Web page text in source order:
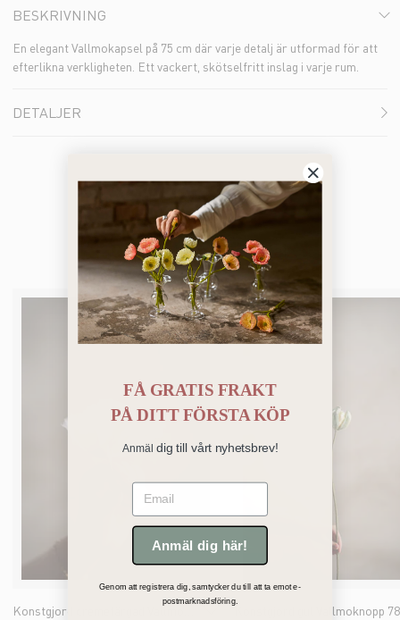
BESKRIVNING
En elegant Vallmokapsel på 75 cm där varje detalj är utformad för att
efterlikna verkligheten. Ett vackert, skötselfritt inslag i varje rum.
DETALJER
Du kanske också gillar
Konstgjord gul Vallmoknopp
FÅ GRATIS FRAKT
PÅDITT FÖRSTA KÖP
Anmäl dig till vårt nyhetsbrev!
Email
Anmäl dig här!
Genom att registrera dig, samtycker du till att ta emot e-
postmarknadsföring.